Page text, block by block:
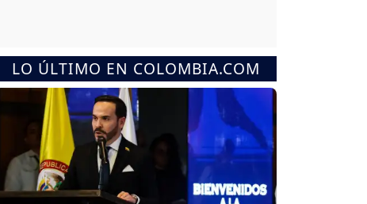
LO ÚLTIMO EN COLOMBIA.COM